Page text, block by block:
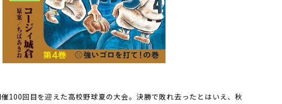
100回目を迎えた高校野球夏の大会。決勝で敗れ去ったとはいえ、秋